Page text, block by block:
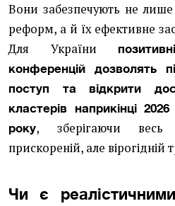
Вони забезпечують не
реформ, а й їх ефективне
Для України
конференцій дозволять
поступ та відкрити
кластерів наприкінці
року, зберігаючи
прискореній, але вірогідній
Чи є